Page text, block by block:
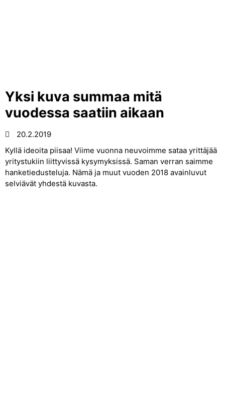
Yksi kuva summaa mitä
vuodessa saatiin aikaan
20.2.2019
Kyllä ideoita piisaa! Viime vuonna neuvoimme sataa yrittäjää
yritystukiin liittyvissä kysymyksissä. Saman verran saimme
hanketiedusteluja. Nämä ja muut vuoden 2018 avainluvut
selviävät yhdestä kuvasta.